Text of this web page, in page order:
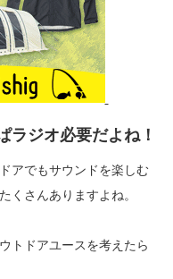
ラジオ必要だよね！
アでもサウンドを楽しむ
くさんありますよね。
トドアユースを考えたら